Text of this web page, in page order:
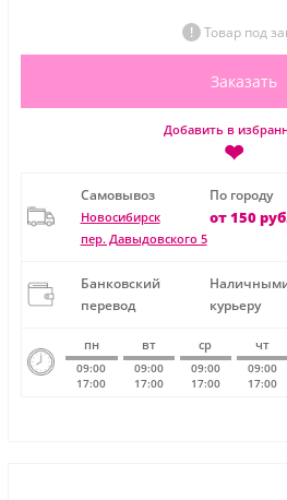
Товар под
Заказать
Добавить в
❤
Самовывоз
Новосибирск
пер. Давыдовского 5
По городу
от 150
Банковский
перевод
курьеру
пн вт ср чт
09:00
17:00
09:00
17:00
09:00
17:00
09:00
17:00